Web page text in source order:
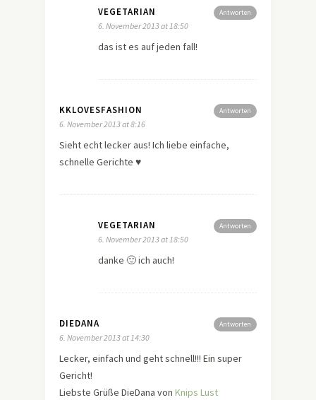
Antworten
VEGETARIAN
6. November 2013 at 18:50
das ist es auf jeden fall!
Antworten
KKLOVESFASHION
6. November 2013 at 8:16
Sieht echt lecker aus! Ich liebe einfache,
schnelle Gerichte ♥
Antworten
VEGETARIAN
6. November 2013 at 18:50
danke 🙂 ich auch!
Antworten
DIEDANA
6. November 2013 at 14:30
Lecker, einfach und geht schnell!!! Ein super
Gericht!
Liebste Grüße DieDana von Knips Lust